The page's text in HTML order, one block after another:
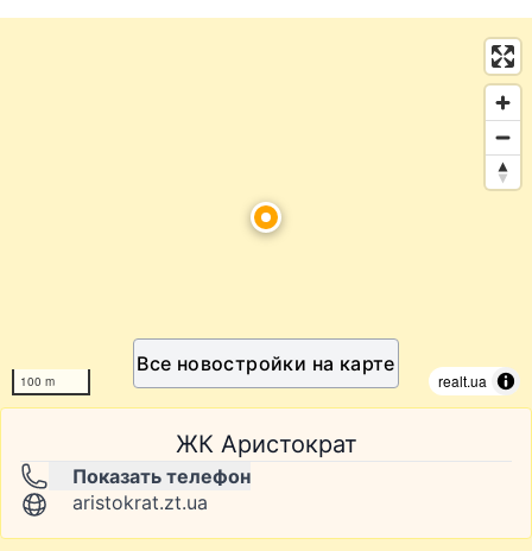
100 m realt.ua
Все новостройки на карте
ЖК Аристократ
Показать телефон
aristokrat.zt.ua